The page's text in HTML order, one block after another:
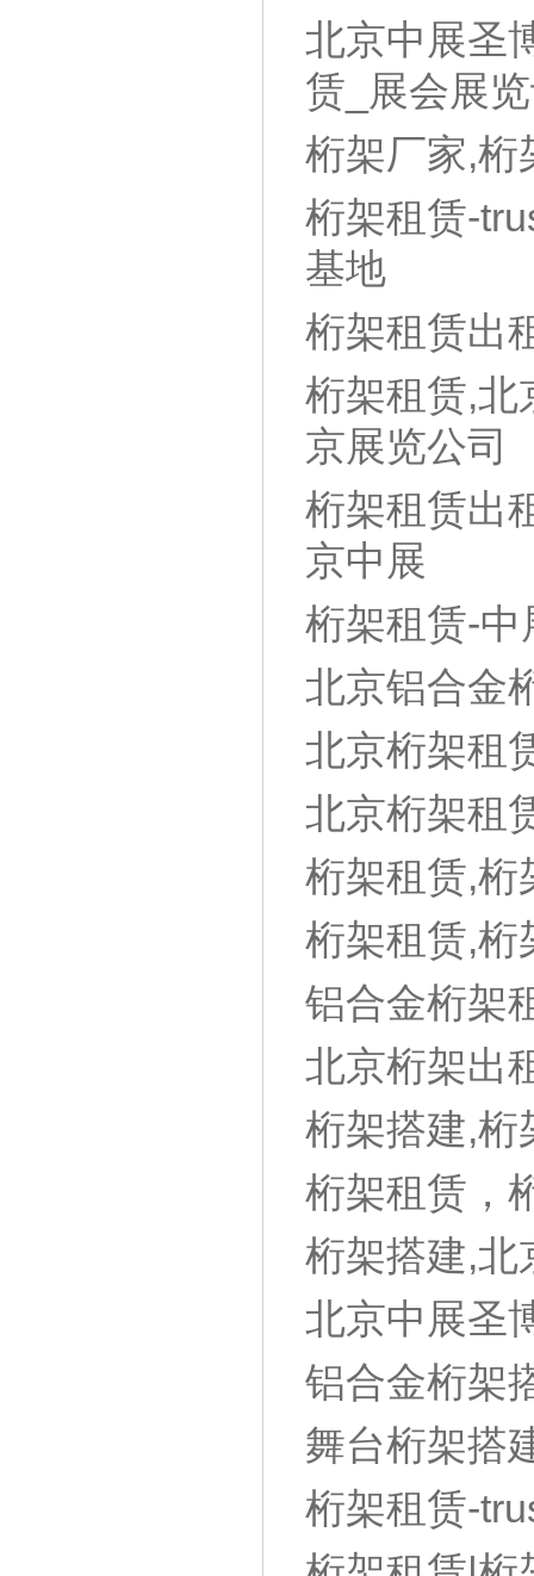
北京中展圣
赁_展会展
桁架厂家,桁
桁架租赁-
基地
桁架租赁出
桁架租赁,北
京展览公司
桁架租赁出
京中展
桁架租赁-
北京铝合金
北京桁架租
北京桁架租
桁架租赁,桁
桁架租赁,桁
铝合金桁架
北京桁架出
桁架搭建,桁
桁架租赁，
桁架搭建,北
北京中展圣
铝合金桁架
舞台桁架搭
桁架租赁-